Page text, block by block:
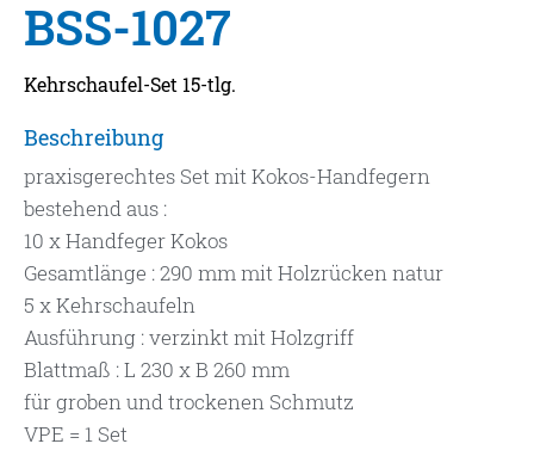
BSS-1027
Kehrschaufel-Set 15-tlg.
Beschreibung
praxisgerechtes Set mit Kokos-Handfegern
bestehend aus :
10 x Handfeger Kokos
Gesamtlänge : 290 mm mit Holzrücken natur
5 x Kehrschaufeln
Ausführung : verzinkt mit Holzgriff
Blattmaß : L 230 x B 260 mm
für groben und trockenen Schmutz
VPE = 1 Set